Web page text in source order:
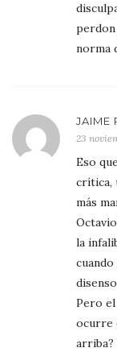
perdon
norma
JAIME
23
Eso
crítica,
más
la
Pero el
ocurre